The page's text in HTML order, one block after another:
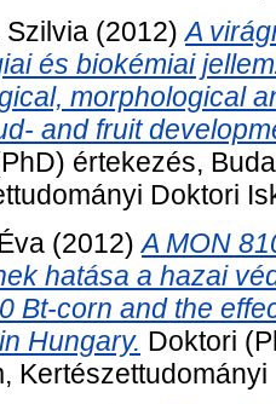
Szilvia (2012)A
és biokémiai
morphological
and fruit
értekezés,
Doktori
(2012)A MON
hatása a hazai
Bt-corn and the
Hungary. Doktori